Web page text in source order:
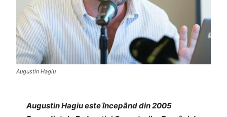
Augustin Hagiu
Augustin Hagiu este începând din 2005